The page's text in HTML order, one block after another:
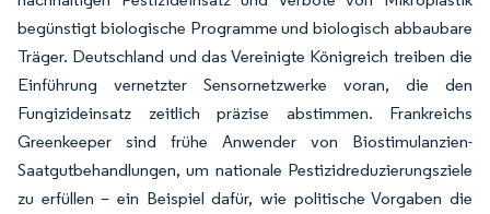
begünstigt biologische Programme und biologisch abbaubare
Träger. Deutschland und das Vereinigte Königreich treiben die
Einführung vernetzter Sensornetzwerke voran, die den
Fungizideinsatz zeitlich präzise abstimmen. Frankreichs
Greenkeeper sind frühe Anwender von Biostimulanzien-
Saatgutbehandlungen, um nationale Pestizidreduzierungsziele
zu erfüllen – ein Beispiel dafür, wie politische Vorgaben die